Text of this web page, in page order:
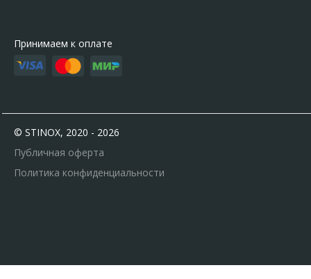
Публичная оферта
Политика конфиденциальности
© STINOX, 2020 - 2026
Принимаем к оплате